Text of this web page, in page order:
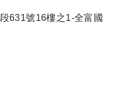
631號16樓之1-全富國